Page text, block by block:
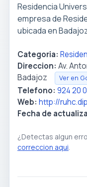
Residencia
empresa de
ubicada en
Categoria:
Direccion: Av.
Badajoz
Ver en
Telefono: 924 20
Web: http://
Fecha de
¿Detectas algun
correccion aqui